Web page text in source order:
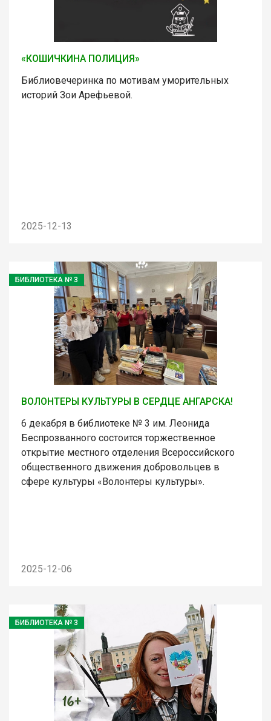
«КОШИЧКИНА ПОЛИЦИЯ»
Библиовечеринка по мотивам уморительных
историй Зои Арефьевой.
2025-12-13
БИБЛИОТЕКА № 3
ВОЛОНТЕРЫ КУЛЬТУРЫ В СЕРДЦЕ АНГАРСКА!
6 декабря в библиотеке № 3 им. Леонида
Беспрозванного состоится торжественное
открытие местного отделения Всероссийского
общественного движения добровольцев в
сфере культуры «Волонтеры культуры».
2025-12-06
БИБЛИОТЕКА № 3